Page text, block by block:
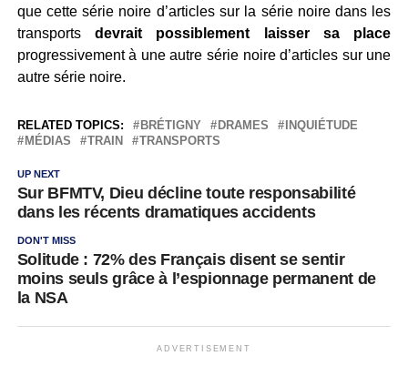
que cette série noire d’articles sur la série noire dans les
transportsdevrait possiblement laisser sa place
progressivement à une autre série noire d’articles sur une
autre série noire.
RELATED TOPICS: BRÉTIGNY DRAMES
INQUIÉTUDE
MÉDIAS
TRAIN TRANSPORTS
UP NEXT
Sur BFMTV, Dieu décline toute responsabilité
dans les récents dramatiques accidents
DON'T MISS
Solitude : 72% des Français disent se sentir
moins seuls grâce à l’espionnage permanent de
la NSA
ADVERTISEMENT